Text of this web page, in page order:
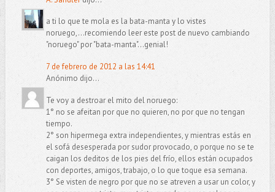
a ti lo que te mola es la bata-manta y lo vistes
noruego,...recomiendo leer este post de nuevo cambiando
"noruego" por "bata-manta"...genial!
7 de febrero de 2012 a las 14:41
Anónimo dijo...
Te voy a destroar el mito del noruego:
1° no se afeitan por que no quieren, no por que no tengan
tiempo.
2° son hipermega extra independientes, y mientras estás en
el sofá desesperada por sudor provocado, o porque no se te
caigan los deditos de los pies del frío, ellos están ocupados
con deportes, amigos, trabajo, o lo que toque esa semana.
3° Se visten de negro por que no se atreven a usar un color, y